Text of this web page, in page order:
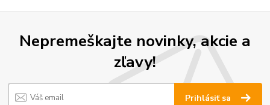
Nepremeškajte novinky, akcie a
zľavy!
Prihlásiť sa